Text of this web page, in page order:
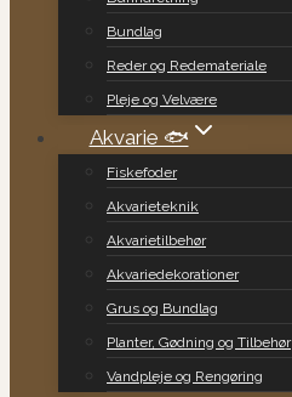
Bundlag
Reder og Redemateriale
Pleje og Velvære
Akvarie 🐟
Fiskefoder
Akvarieteknik
Akvarietilbehør
Akvariedekorationer
Grus og Bundlag
Planter, Gødning og Tilbehør
Vandpleje og Rengøring